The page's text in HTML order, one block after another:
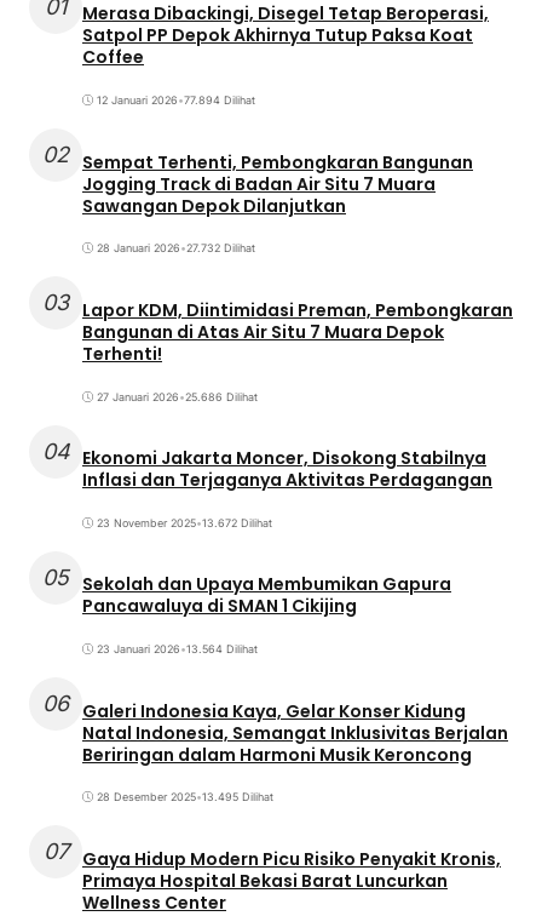
01
Merasa Dibackingi, Disegel Tetap Beroperasi,
Satpol PP Depok Akhirnya Tutup Paksa Koat
Coffee
12 Januari 2026•77.894 Dilihat
02 Sempat Terhenti, Pembongkaran Bangunan
Jogging Track di Badan Air Situ 7 Muara
Sawangan Depok Dilanjutkan
28 Januari 2026•27.732 Dilihat
03 Lapor KDM, Diintimidasi Preman, Pembongkaran
Bangunan di Atas Air Situ 7 Muara Depok
Terhenti!
27 Januari 2026•25.686 Dilihat
04 Ekonomi Jakarta Moncer, Disokong Stabilnya
Inflasi dan Terjaganya Aktivitas Perdagangan
23 November 2025•13.672 Dilihat
05 Sekolah dan Upaya Membumikan Gapura
Pancawaluya di SMAN 1 Cikijing
23 Januari 2026•13.564 Dilihat
06 Galeri Indonesia Kaya, Gelar Konser Kidung
Natal Indonesia, Semangat Inklusivitas Berjalan
Beriringan dalam Harmoni Musik Keroncong
28 Desember 2025•13.495 Dilihat
07
Gaya Hidup Modern Picu Risiko Penyakit Kronis,
Primaya Hospital Bekasi Barat Luncurkan
Wellness Center